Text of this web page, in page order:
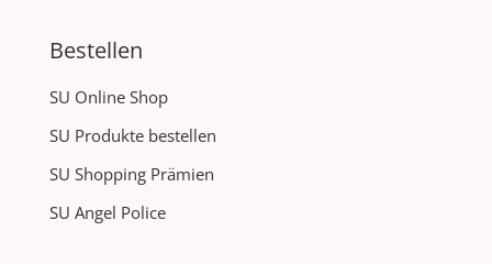
Bestellen
SU Online Shop
SU Produkte bestellen
SU Shopping Prämien
SU Angel Police